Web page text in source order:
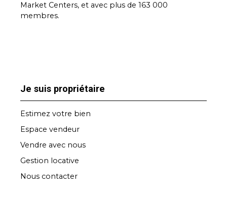
Market Centers, et avec plus de 163 000
membres.
Je suis propriétaire
Estimez votre bien
Espace vendeur
Vendre avec nous
Gestion locative
Nous contacter